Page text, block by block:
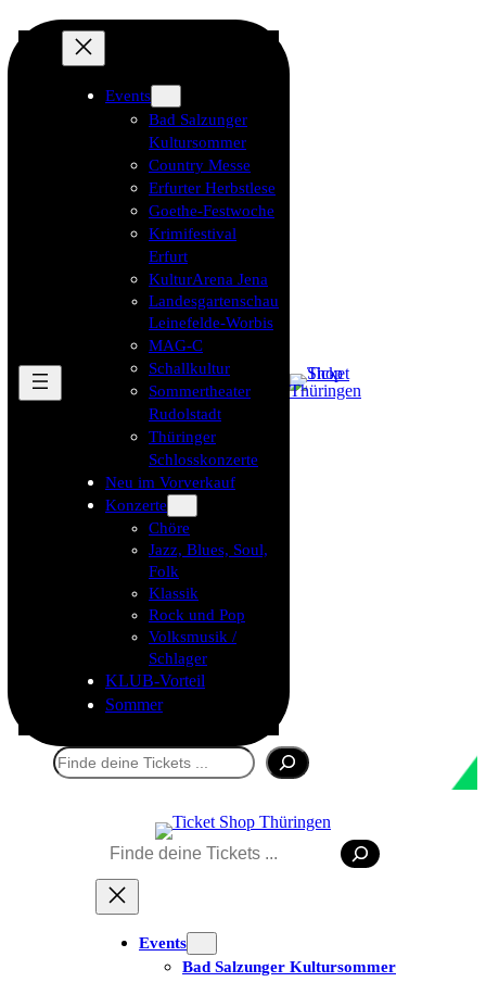
Events
Bad Salzunger
Kultursommer
Country Messe
Erfurter Herbstlese
Goethe-Festwoche
Krimifestival
Erfurt
KulturArena Jena
Landesgartenschau
Leinefelde-Worbis
MAG-C
Schallkultur
Sommertheater
Rudolstadt
Thüringer
Schlosskonzerte
Neu im Vorverkauf
Konzerte
Chöre
Jazz, Blues, Soul,
Folk
Klassik
Rock und Pop
Volksmusik /
Schlager
KLUB-Vorteil
Sommer
Suchen
Suchen
Events
Bad Salzunger Kultursommer